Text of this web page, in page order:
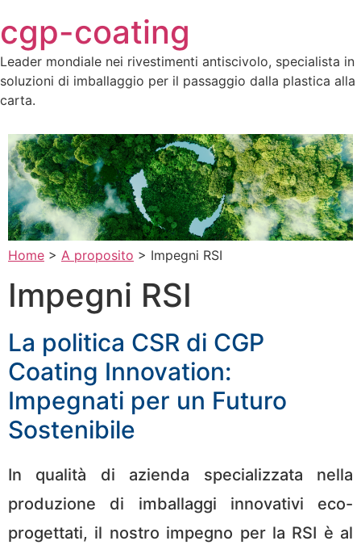
to
content
cgp-coating
Leader mondiale nei rivestimenti antiscivolo, specialista in
soluzioni di imballaggio per il passaggio dalla plastica alla
carta.
Home > A proposito > Impegni RSI
Impegni RSI
La politica CSR di CGP
Coating Innovation:
Impegnati per un Futuro
Sostenibile
In qualità di azienda specializzata nella
produzione di imballaggi innovativi eco-
progettati, il nostro impegno per la RSI è al